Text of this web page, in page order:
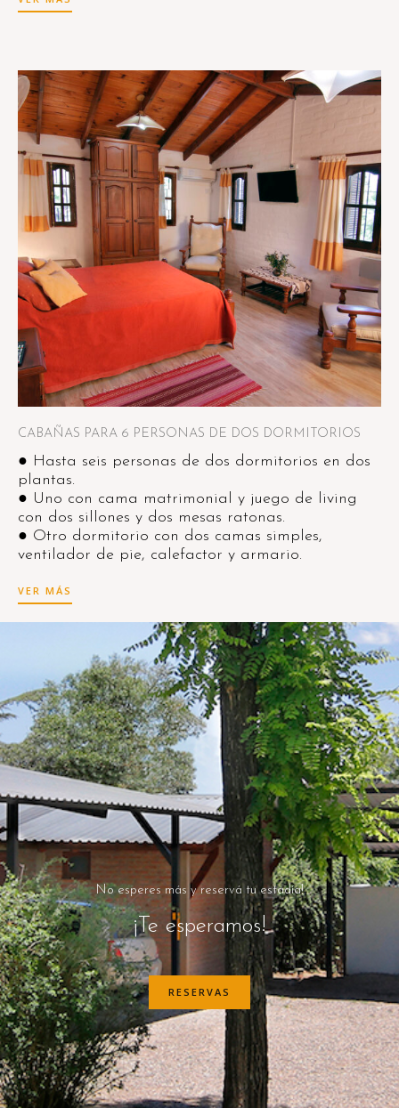
CABAÑAS PARA 6 PERSONAS DE DOS DORMITORIOS
● Hasta seis personas de dos dormitorios en dos
plantas.
● Uno con cama matrimonial y juego de living
con dos sillones y dos mesas ratonas.
● Otro dormitorio con dos camas simples,
ventilador de pie, calefactor y armario.
VER MÁS
No esperes más y reservá tu estadía!
¡Te esperamos!
RESERVAS